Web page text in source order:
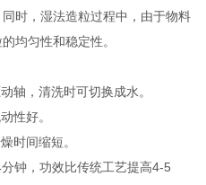
时，湿法造粒过程中，由于物料
均匀性和稳定性。
轴，清洗时可切换成水。
性好。
时间缩短。
钟，功效比传统工艺提高4-5